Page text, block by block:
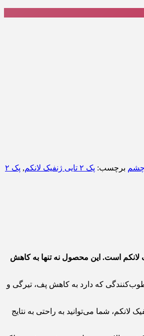
چشم برچسب: پک ۲ تایی ژنفیک لانکم ,
پک ۲
است. این محصول نه تنها به کاهش
که دارد به کاهش پف، تیرگی و
لانکم، شما می‌توانید به راحتی به نتایج